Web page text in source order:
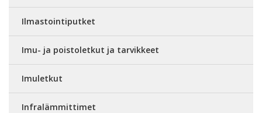
Ilmastointiputket
Imu- ja poistoletkut ja tarvikkeet
Imuletkut
Infralämmittimet